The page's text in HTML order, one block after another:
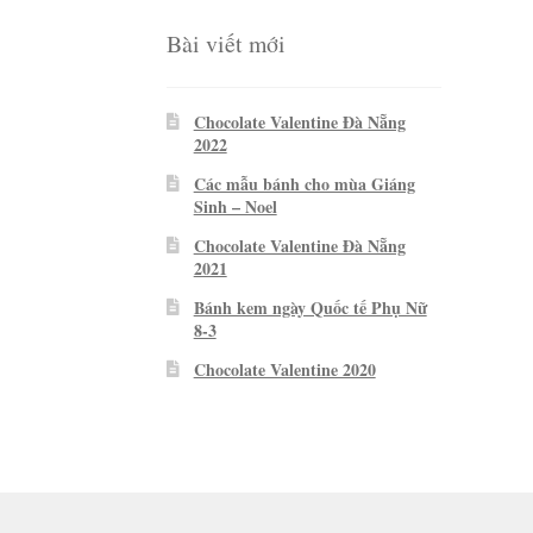
Bài viết mới
Chocolate Valentine Đà Nẵng
2022
Các mẫu bánh cho mùa Giáng
Sinh – Noel
Chocolate Valentine Đà Nẵng
2021
Bánh kem ngày Quốc tế Phụ Nữ
8-3
Chocolate Valentine 2020